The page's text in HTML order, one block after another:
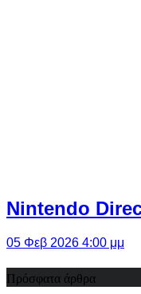
Nintendo
05 Φεβ 2026 4:00 μμ
Πρόσφατα άρθρα